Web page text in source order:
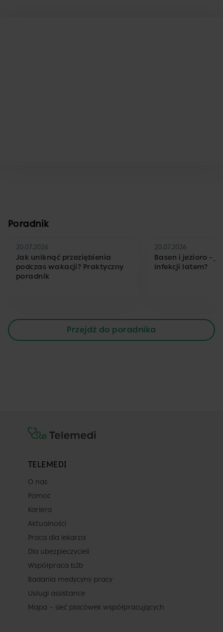
Poradnik
20.07.2026
Jak uniknąć przeziębienia
podczas wakacji? Praktyczny
poradnik
20.07.2026
Basen i jezioro –
infekcji latem?
Przejdź do poradnika
TELEMEDI
O nas
Pomoc
Kariera
Aktualności
Praca dla lekarza
Dla ubezpieczycieli
Współpraca b2b
Badania medycyny pracy
Usługi assistance
Mapa – sieć placówek współpracujących